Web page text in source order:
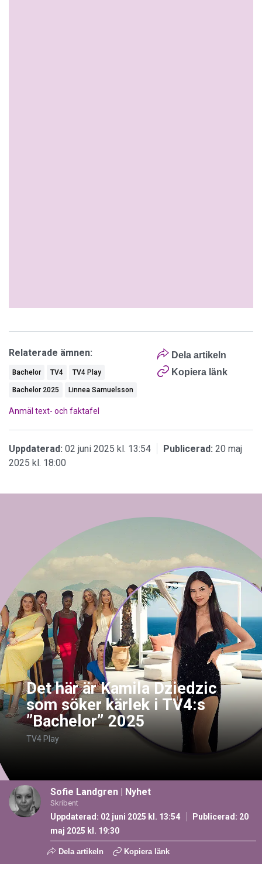
Dela artikeln
Kopiera länk
Relaterade ämnen:
Bachelor TV4 TV4 Play
Bachelor 2025 Linnea Samuelsson
Anmäl text- och faktafel
Uppdaterad: 02 juni 2025 kl. 13:54 Publicerad: 20 maj
2025 kl. 18:00
Det här är Kamila Dziedzic
som söker kärlek i TV4:s
”Bachelor” 2025
TV4 Play
Sofie Landgren | Nyhet
Skribent
Uppdaterad: 02 juni 2025 kl. 13:54 Publicerad: 20
maj 2025 kl. 19:30
Dela artikeln Kopiera länk